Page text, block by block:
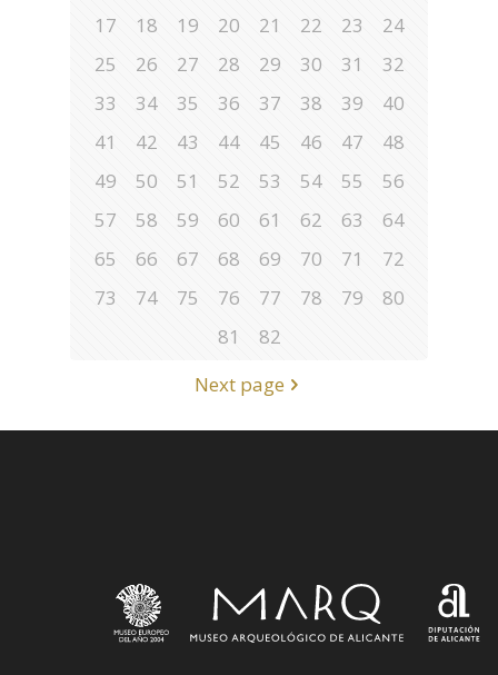
17
18 19 20 21 22 23
24
25
26 27 28 29 30 31
32
33
34 35 36 37 38 39
40
41
42 43 44 45 46 47
48
49
50 51 52 53 54 55
56
57
58 59 60 61 62 63
64
65
66 67 68 69 70 71
72
73
74 75 76 77 78 79
80
81
82
Next page